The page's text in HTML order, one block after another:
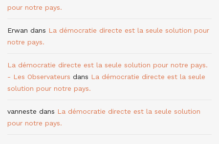
pour notre pays.
Erwan dans La démocratie directe est la seule solution pour
notre pays.
La démocratie directe est la seule solution pour notre pays.
- Les Observateurs dans La démocratie directe est la seule
solution pour notre pays.
vanneste dans La démocratie directe est la seule solution
pour notre pays.